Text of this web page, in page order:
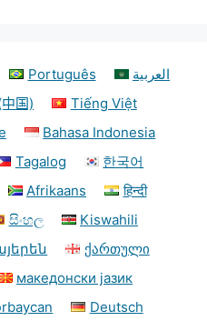
Português
العربية
国)
Tiếng Việt
Bahasa Indonesia
Tagalog
한국어
Afrikaans
हिन्दी
සිංහල
Kiswahili
ქართული
македонски јазик
Deutsch